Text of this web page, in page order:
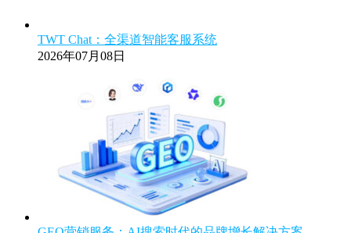
TWT Chat：全渠道智能客服系统
2026年07月08日